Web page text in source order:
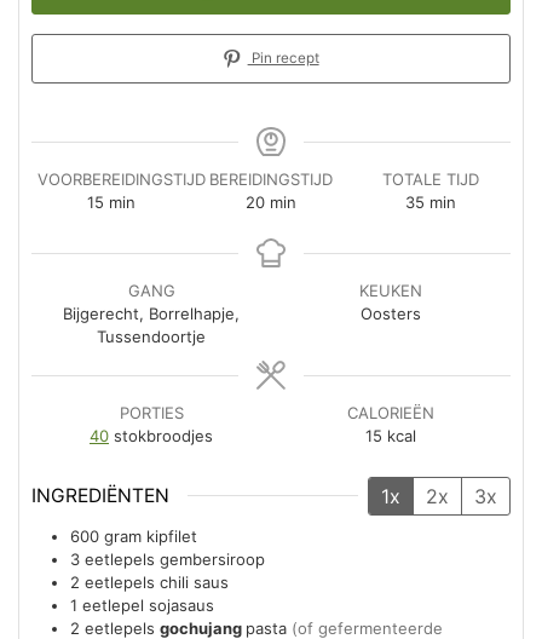
Pin recept
VOORBEREIDINGSTIJD
15 minuten
min
BEREIDINGSTIJD
20minuten
min
TOTALE TIJD
35 minuten
min
GANG
Bijgerecht, Borrelhapje,
Tussendoortje
KEUKEN
Oosters
PORTIES
40 stokbroodjes
CALORIEËN
15 kcal
INGREDIËNTEN 1x 2x 3x
600 gram kipfilet
3 eetlepels gembersiroop
2 eetlepels chili saus
1 eetlepel sojasaus
2 eetlepels gochujang pasta (of gefermenteerde